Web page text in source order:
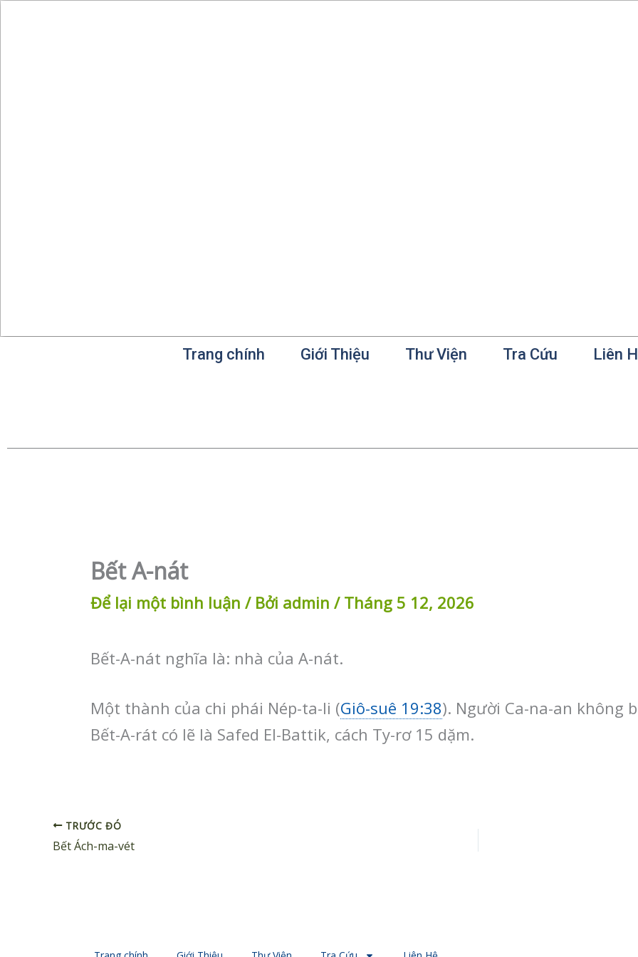
Trang chính Giới Thiệu Thư Viện Tra Cứu Liên
Bết A-nát
Để lại một bình luận / Bởi admin / Tháng 5 12, 2026
Bết-A-nát nghĩa là: nhà của A-nát.
Một thành của chi phái Nép-ta-li (Giô-suê 19:38). Người Ca-na-an không
Bết-A-rát có lẽ là Safed El-Battik, cách Ty-rơ 15 dặm.
TRƯỚC ĐÓ
Bết Ách-ma-vét